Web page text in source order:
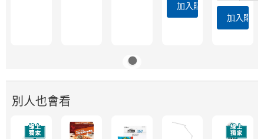
加入購物車
加入購物
別人也會看